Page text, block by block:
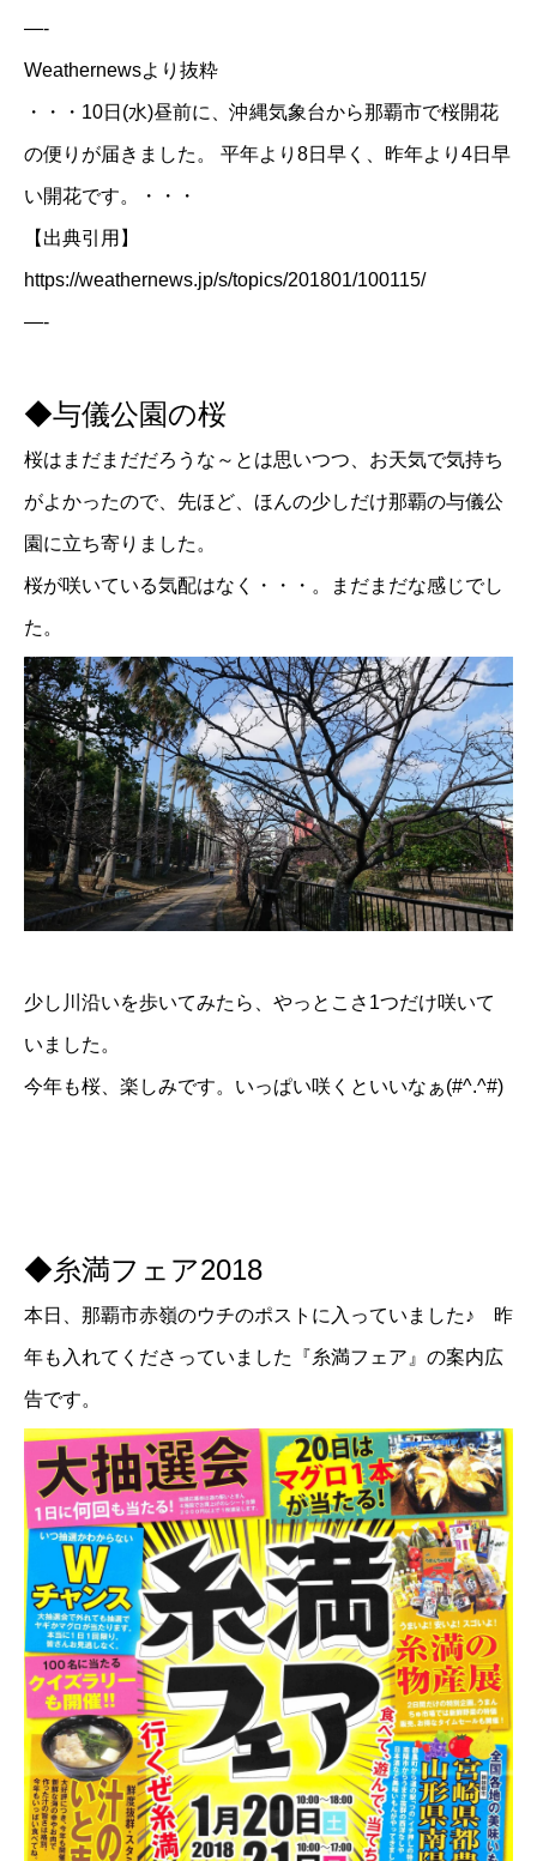
—-
Weathernewsより抜粋
・・・10日(水)昼前に、沖縄気象台から那覇市で桜開花
の便りが届きました。 平年より8日早く、昨年より4日早
い開花です。・・・
【出典引用】
https://weathernews.jp/s/topics/201801/100115/
—-
◆与儀公園の桜
桜はまだまだだろうな～とは思いつつ、お天気で気持ち
がよかったので、先ほど、ほんの少しだけ那覇の与儀公
園に立ち寄りました。
桜が咲いている気配はなく・・・。まだまだな感じでし
た。
少し川沿いを歩いてみたら、やっとこさ1つだけ咲いて
いました。
今年も桜、楽しみです。いっぱい咲くといいなぁ(#^.^#)
◆糸満フェア2018
本日、那覇市赤嶺のウチのポストに入っていました♪ 昨
年も入れてくださっていました『糸満フェア』の案内広
告です。